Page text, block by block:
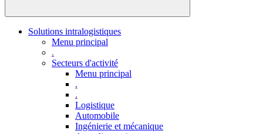
Solutions intralogistiques
Menu principal
.
Secteurs d'activité
Menu principal
.
.
Logistique
Automobile
Ingénierie et mécanique